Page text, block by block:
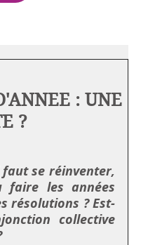
: UNE
?
se réinventer,
faire les années
résolutions ? Est-
collective